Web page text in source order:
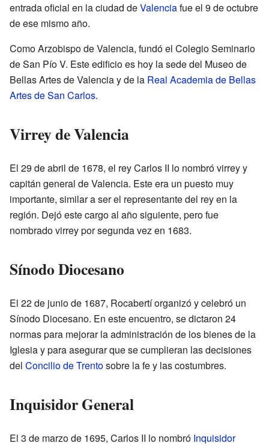
entrada oficial en la ciudad deValenciafue el 9 de octubre
de ese mismo año.
Como Arzobispo de Valencia, fundó el Colegio Seminario
de San Pío V. Este edificio es hoy la sede del Museo de
Bellas Artes de Valencia y de la Real Academia de Bellas
Artes de San Carlos.
Virrey de Valencia
El 29 de abril de 1678, el rey Carlos II lo nombró virrey y
capitán general de Valencia. Este era un puesto muy
importante, similar a ser el representante del rey en la
región. Dejó este cargo al año siguiente, pero fue
nombrado virrey por segunda vez en 1683.
Sínodo Diocesano
El 22 de junio de 1687, Rocabertí organizó y celebró un
Sínodo Diocesano. En este encuentro, se dictaron 24
normas para mejorar la administración de los bienes de la
Iglesia y para asegurar que se cumplieran las decisiones
del Concilio de Trentosobre la fe y las costumbres.
Inquisidor General
El 3 de marzo de 1695, Carlos II lo nombró Inquisidor